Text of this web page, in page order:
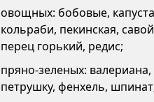
овощных: бобовые,
кольраби, пекинская,
перец горький, редис;
пряно-зеленых: валериана,
петрушку, фенхель,